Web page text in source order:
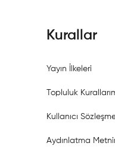
Kurallar
Yayın İlkeleri
Topluluk
Kullanıcı
Aydınlatma